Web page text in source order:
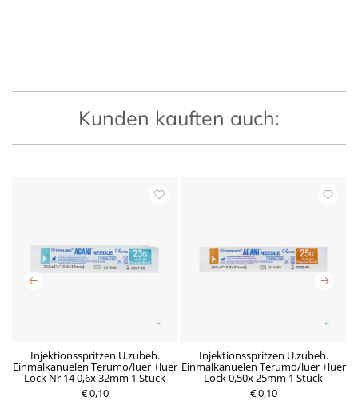
Kunden kauften auch:
Injektionsspritzen U.zubeh.
Einmalkanuelen Terumo/luer +luer
Lock Nr 14 0,6x 32mm 1 Stück
€ 0,10
Injektionsspritzen U.zubeh.
Einmalkanuelen Terumo/luer +luer
Lock 0,50x 25mm 1 Stück
€ 0,10
P